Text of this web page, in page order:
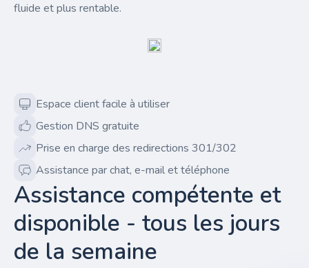
fluide et plus rentable.
Espace client facile à utiliser
Gestion DNS gratuite
Prise en charge des redirections 301/302
Assistance par chat, e-mail et téléphone
Assistance compétente et
disponible - tous les jours
de la semaine